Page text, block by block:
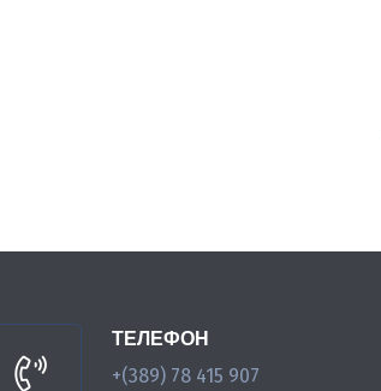
ТЕЛЕФОН
+(389) 78 415 907